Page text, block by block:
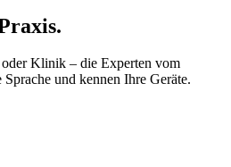
Klinik – die Experten vom
und kennen Ihre Geräte.